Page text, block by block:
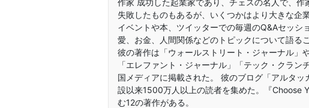
失敗したものもあるが、いくつかはより大きな企
イベントや本、ツイッターでの毎週のQ&Aセッシ
愛、お金、人間関係などのトピックについて語る
彼の著作は「ウォールストリート・ジャーナル」
「エレファント・ジャーナル」「テック・クラ
国メディアに掲載された。 彼のブログ「アルタ
設以来1500万人以上の読者を集めた。『Choose
む12の著作がある。